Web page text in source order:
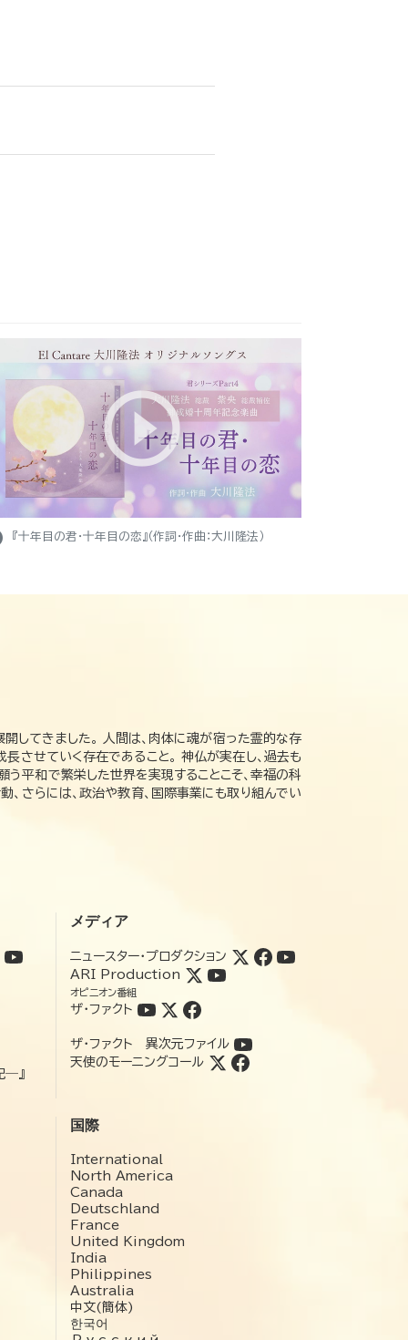
『十年目の君・十年目の恋』（作詞・作曲：大川隆法）
してきました。 人間は、肉体に魂が宿った霊的な存
させていく存在であること。 神仏が実在し、過去も
う平和で繁栄した世界を実現することこそ、幸福の科
さらには、政治や教育、国際事業にも取り組んでい
―』
メディア
ニュースター・プロダクション
ARI Production
オピニオン番組
ザ・ファクト
ザ・ファクト 異次元ファイル
天使のモーニングコール
国際
International
North America
Canada
Deutschland
France
United Kingdom
India
Philippines
Australia
中文(簡体)
한국어